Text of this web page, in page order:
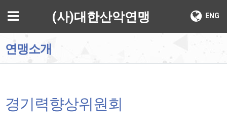
메뉴 ENG
(사)대한산악연맹
연맹소개
경기력향상위원회